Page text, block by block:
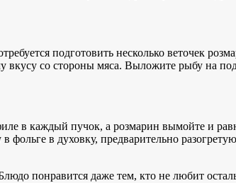
подготовить несколько веточек
вкусу со стороны мяса. Выложите рыбу на
в каждый пучок, а розмарин вымойте и
фольге в духовку, предварительно
понравится даже тем, кто не любит